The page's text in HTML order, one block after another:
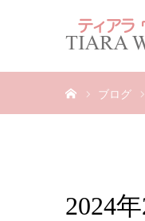
ブログ
2024